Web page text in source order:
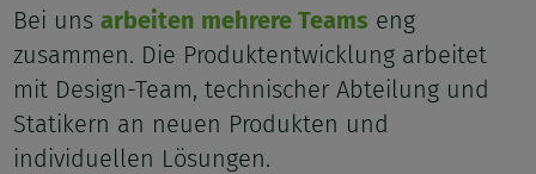
Bei unsarbeiten mehrere Teams eng
zusammen. Die Produktentwicklung arbeitet
mit Design-Team, technischer Abteilung und
Statikern an neuen Produkten und
individuellen Lösungen.